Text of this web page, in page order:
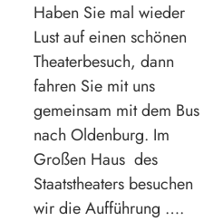
Haben Sie mal wieder
Lust auf einen schönen
Theaterbesuch, dann
fahren Sie mit uns
gemeinsam mit dem Bus
nach Oldenburg. Im
Großen Haus des
Staatstheaters besuchen
wir die Aufführung ….